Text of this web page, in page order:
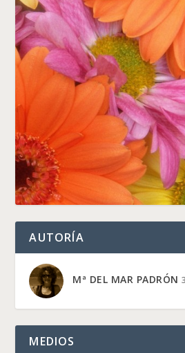
AUTORÍA
Mª DEL MAR PADRÓN
MEDIOS